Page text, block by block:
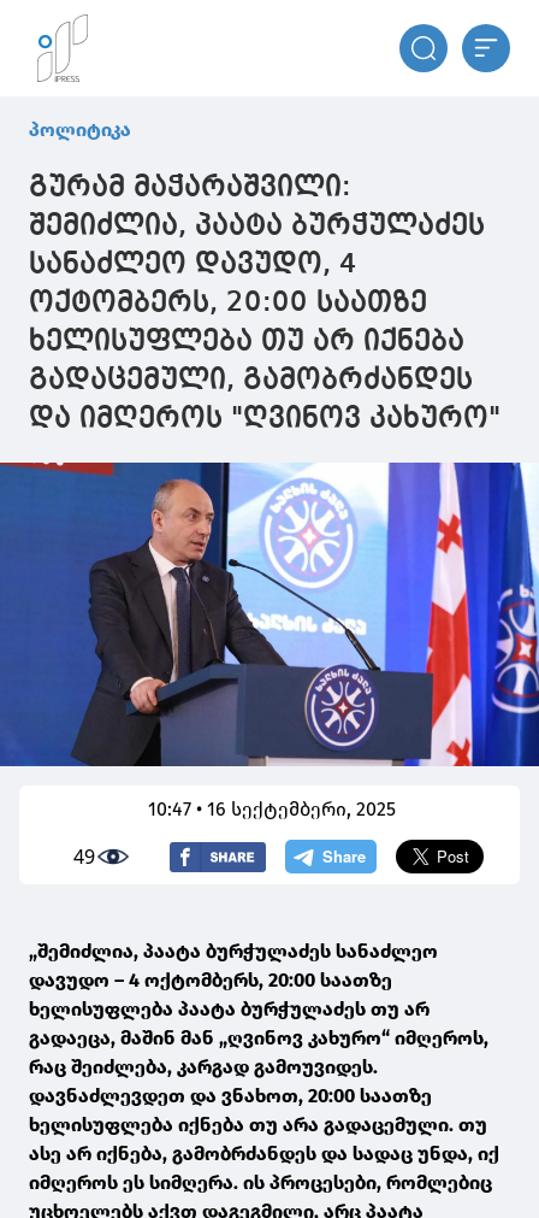
პოლიტიკა
გურამ მაჭარაშვილი:
შემიძლია, პაატა ბურჭულაძეს
სანაძლეო დავუდო, 4
ოქტომბერს, 20:00 საათზე
ხელისუფლება თუ არ იქნება
გადაცემული, გამობრძანდეს
და იმღეროს "ღვინოვ კახურო"
10:47 • 16 სექტემბერი, 2025
49
„შემიძლია, პაატა ბურჭულაძეს სანაძლეო
დავუდო – 4 ოქტომბერს, 20:00 საათზე
ხელისუფლება პაატა ბურჭულაძეს თუ არ
გადაეცა, მაშინ მან „ღვინოვ კახურო“ იმღეროს,
რაც შეიძლება, კარგად გამოუვიდეს.
დავნაძლევდეთ და ვნახოთ, 20:00 საათზე
ხელისუფლება იქნება თუ არა გადაცემული. თუ
ასე არ იქნება, გამობრძანდეს და სადაც უნდა, იქ
იმღეროს ეს სიმღერა. ის პროცესები, რომლებიც
უცხოელებს აქვთ დაგეგმილი, არც პაატა